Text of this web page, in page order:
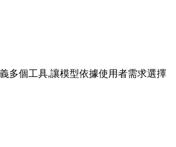
多個工具,讓模型依據使用者需求選擇